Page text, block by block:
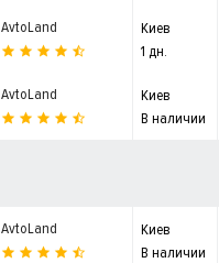
AvtoLand
Киев
1 дн.
AvtoLand
Киев
В наличии
AvtoLand
Киев
В наличии